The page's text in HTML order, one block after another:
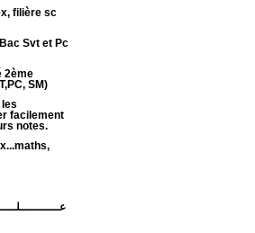
filière sc
2ème
SM)
facilement
notes.